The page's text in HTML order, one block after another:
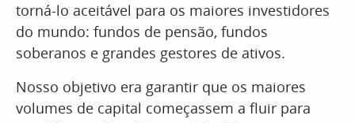
torná-lo aceitável para os maiores investidores
do mundo: fundos de pensão, fundos
soberanos e grandes gestores de ativos.
Nosso objetivo era garantir que os maiores
volumes de capital começassem a fluir para